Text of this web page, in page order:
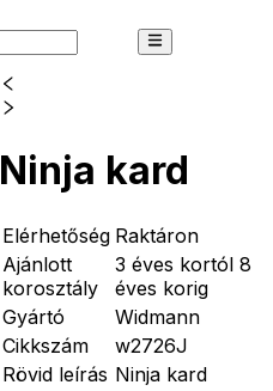
Ninja kard
Elérhetőség Raktáron
Ajánlott
korosztály
3 éves kortól 8
éves korig
Gyártó
Widmann
Cikkszám
w2726J
Rövid leírás Ninja kard